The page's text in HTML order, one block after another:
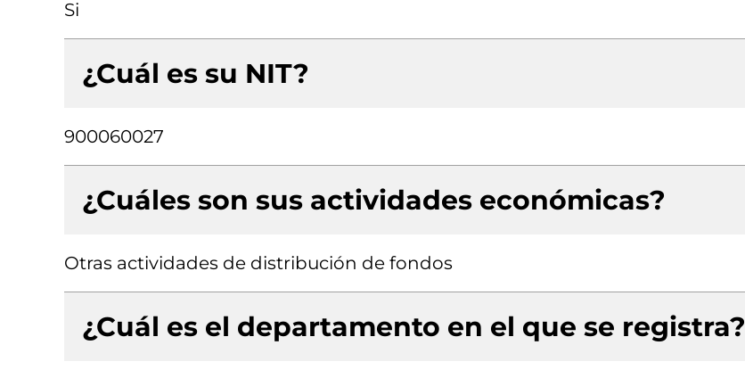
Si
¿Cuál es su NIT?
900060027
¿Cuáles son sus actividades económicas?
Otras actividades de distribución de fondos
¿Cuál es el departamento en el que se registra?